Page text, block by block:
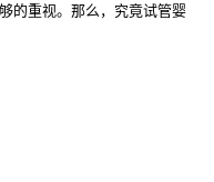
的重视。那么，究竟试管婴